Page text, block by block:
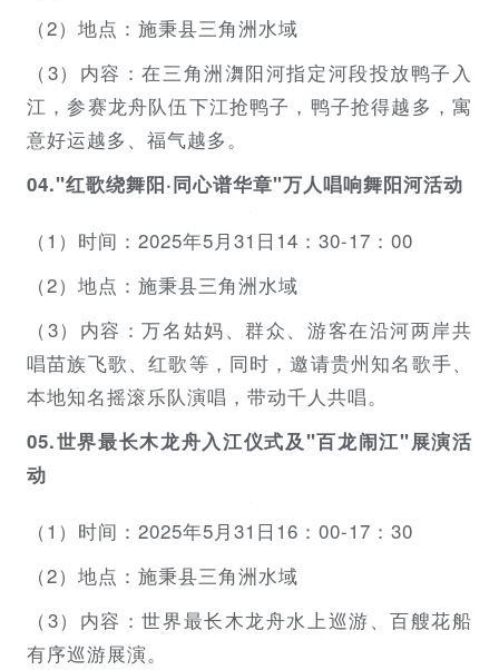
（2）地点：施秉县三角洲水域
（3）内容：在三角洲㵲阳河指定河段投放鸭子入
江，参赛龙舟队伍下江抢鸭子，鸭子抢得越多，寓
意好运越多、福气越多。
04."红歌绕舞阳·同心谱华章"万人唱响舞阳河活动
（1）时间：2025年5月31日14：30-17：00
（2）地点：施秉县三角洲水域
（3）内容：万名姑妈、群众、游客在沿河两岸共
唱苗族飞歌、红歌等，同时，邀请贵州知名歌手、
本地知名摇滚乐队演唱，带动千人共唱。
05.世界最长木龙舟入江仪式及"百龙闹江"展演活
动
（1）时间：2025年5月31日16：00-17：30
（2）地点：施秉县三角洲水域
（3）内容：世界最长木龙舟水上巡游、百艘花船
有序巡游展演。